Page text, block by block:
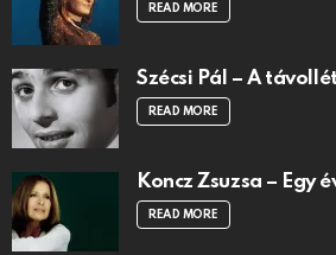
READ MORE
Szécsi Pál – A távollét
READ MORE
Koncz Zsuzsa – Egy
READ MORE